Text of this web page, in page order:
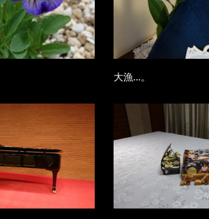
大漁…。